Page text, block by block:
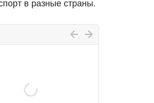
в разные страны.